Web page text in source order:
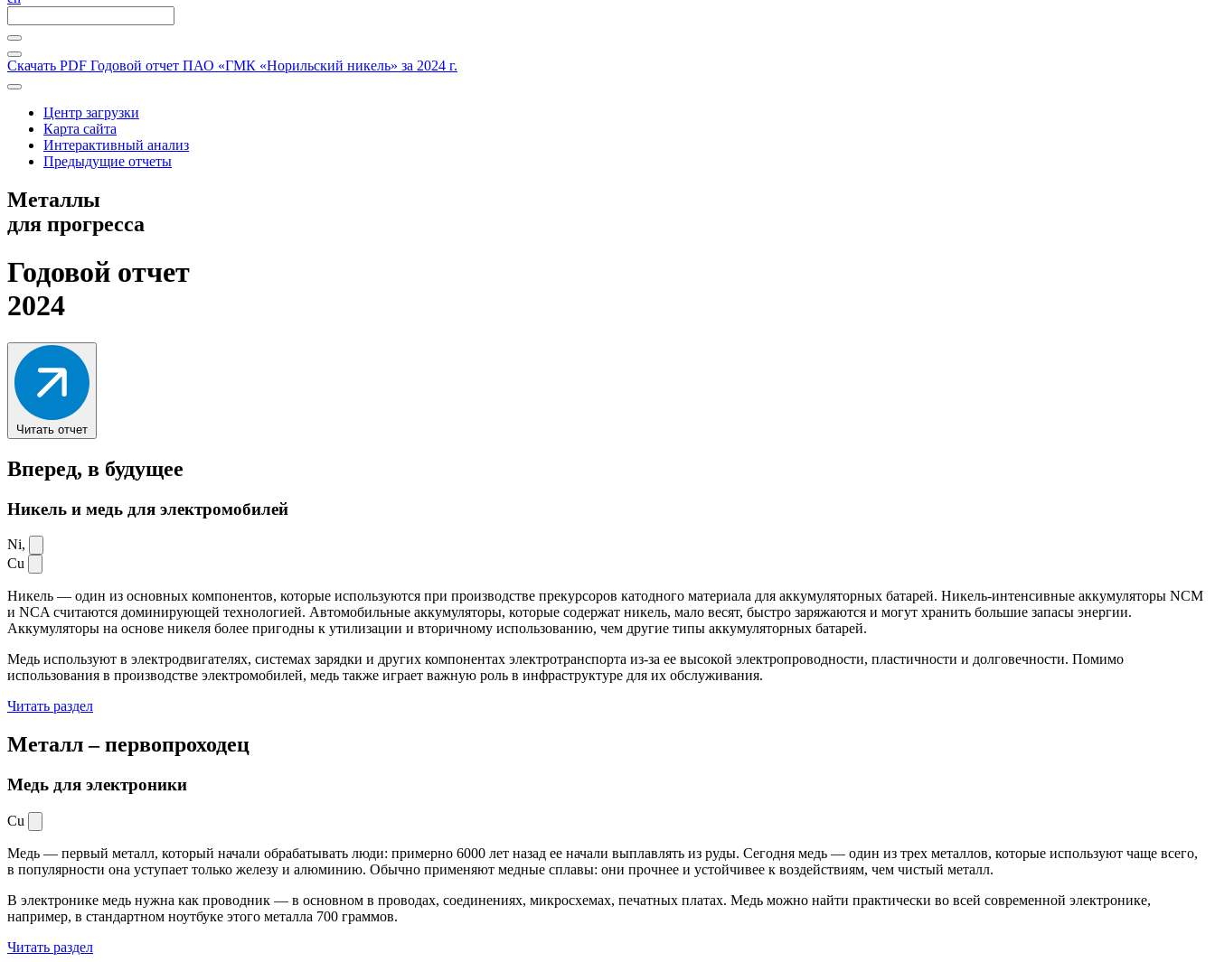
Скачать PDF Годовой отчет ПАО «ГМК «Норильский никель» за 2024 г.
Центр загрузки
Карта сайта
Интерактивный анализ
Предыдущие отчеты
Металлы
для прогресса
Годовой отчет
2024
Читать отчет
Вперед, в будущее
Никель и медь для электромобилей
Ni,
Cu
Никель — один из основных компонентов, которые используются при производстве прекурсоров катодного материала для аккумуляторных батарей. Никель-интенсивные аккумуляторы NCM
и NCA считаются доминирующей технологией. Автомобильные аккумуляторы, которые содержат никель, мало весят, быстро заряжаются и могут хранить большие запасы энергии.
Аккумуляторы на основе никеля более пригодны к утилизации и вторичному использованию, чем другие типы аккумуляторных батарей.
Медь используют в электродвигателях, системах зарядки и других компонентах электротранспорта из-за ее высокой электропроводности, пластичности и долговечности. Помимо
использования в производстве электромобилей, медь также играет важную роль в инфраструктуре для их обслуживания.
Читать раздел
Металл –первопроходец
Медь для электроники
Cu
Медь — первый металл, который начали обрабатывать люди: примерно 6000 лет назад ее начали выплавлять из руды. Сегодня медь — один из трех металлов, которые используют чаще всего,
в популярности она уступает только железу и алюминию. Обычно применяют медные сплавы: они прочнее и устойчивее к воздействиям, чем чистый металл.
В электронике медь нужна как проводник — в основном в проводах, соединениях, микросхемах, печатных платах. Медь можно найти практически во всей современной электронике,
например, в стандартном ноутбуке этого металла 700 граммов.
Читать раздел